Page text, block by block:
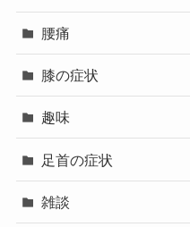
腰痛
膝の症状
趣味
足首の症状
雑談